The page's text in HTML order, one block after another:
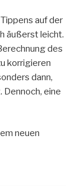
auf der
äußerst leicht.
des
korrigieren
dann,
eine
neuen